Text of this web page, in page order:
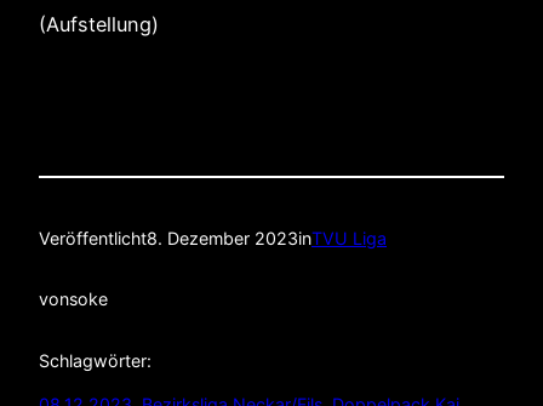
(Aufstellung)
Veröffentlicht8. Dezember 2023inTVU Liga
vonsoke
Schlagwörter: